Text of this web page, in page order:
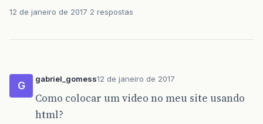
12 de janeiro de 2017 2 respostas
G
gabriel_gomess12 de janeiro de 2017
Como colocar um video no meu site usando
html?